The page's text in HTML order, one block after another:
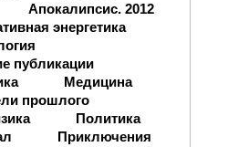
Апокалипсис. 2012
энергетика
публикации
Медицина
прошлого
Политика
Приключения